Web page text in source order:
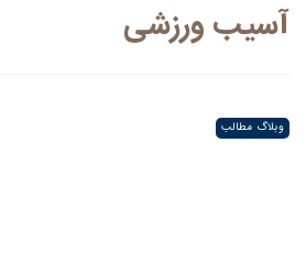
آسیب ورزشی
وبلاگ مطالب